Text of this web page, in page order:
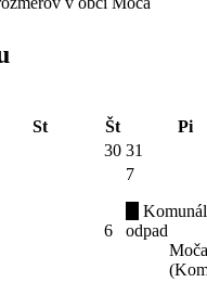
St Št
Pi
30 31
6
7
odpad
Moča